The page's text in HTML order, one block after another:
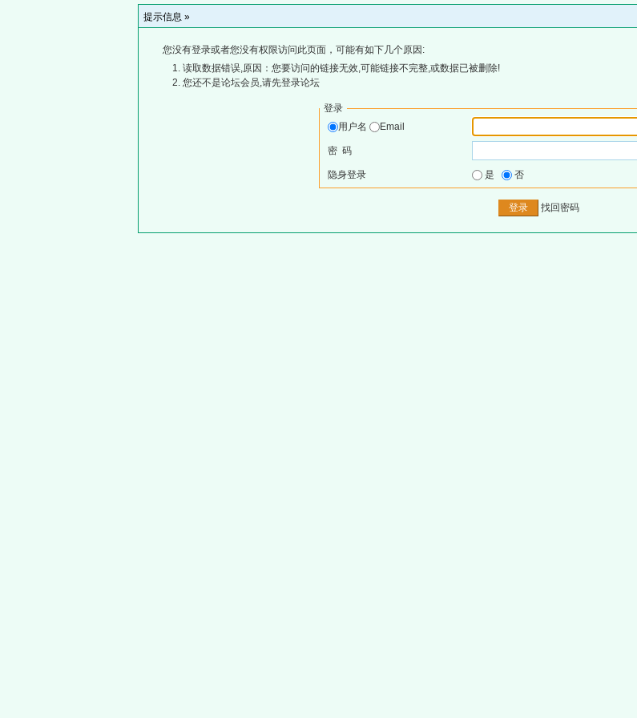
提示信息 »
您没有登录或者您没有权限访问此页面，可能有如下几个原因:
读取数据错误,原因：您要访问的链接无效,可能链接不完整,或数据已被删除!
您还不是论坛会员,请先登录论坛
登录
用户名
Email
密 码
隐身登录 是 否
找回密码